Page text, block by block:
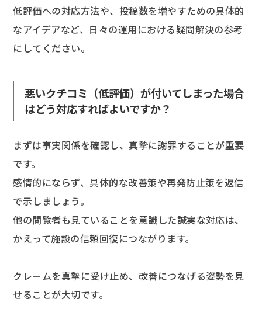
低評価への対応方法や、投稿数を増やすための具体的
なアイデアなど、日々の運用における疑問解決の参考
にしてください。
悪いクチコミ（低評価）が付いてしまった場合
はどう対応すればよいですか？
まずは事実関係を確認し、真摯に謝罪することが重要
です。
感情的にならず、具体的な改善策や再発防止策を返信
で示しましょう。
他の閲覧者も見ていることを意識した誠実な対応は、
かえって施設の信頼回復につながります。
クレームを真摯に受け止め、改善につなげる姿勢を見
せることが大切です。